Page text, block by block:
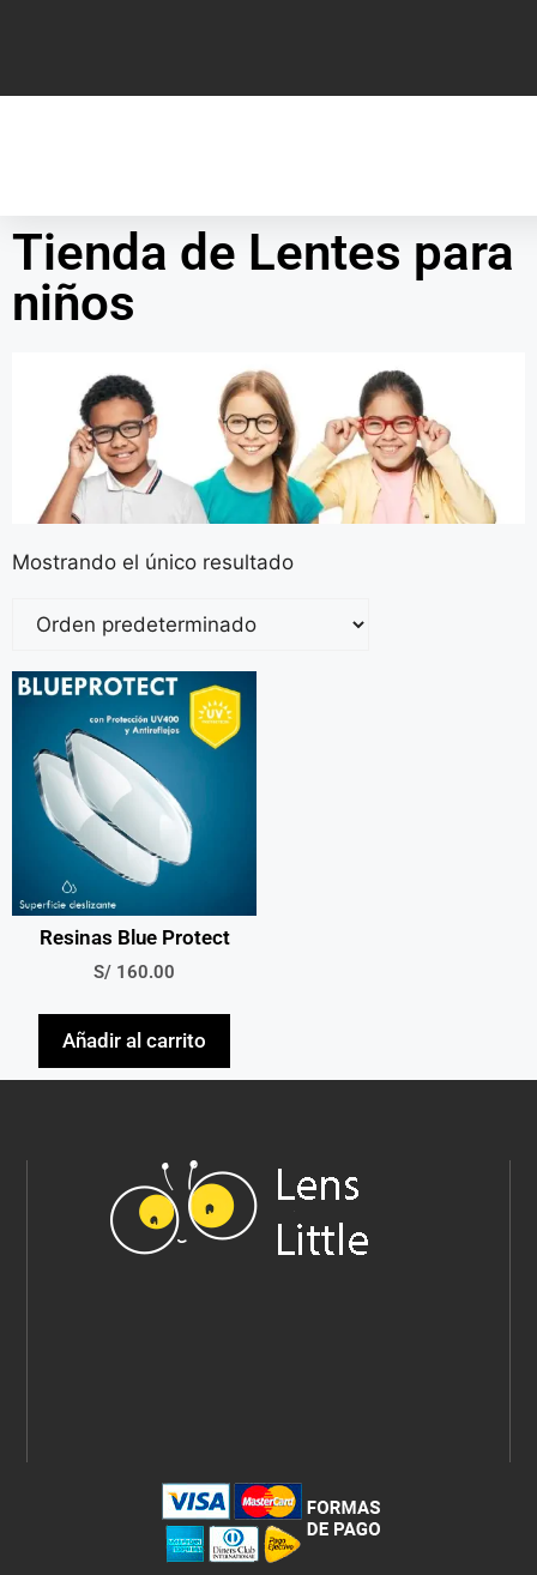
Tienda de Lentes para
niños
Mostrando el único resultado
Resinas Blue Protect
S/ 160.00
Añadir al carrito